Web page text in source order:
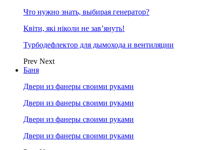
Что нужно знать, выбирая генератор?
Квіти, які ніколи не зав’януть!
Турбодефлектор для дымохода и вентиляции
Prev Next
Баня
Двери из фанеры своими руками
Двери из фанеры своими руками
Двери из фанеры своими руками
Двери из фанеры своими руками